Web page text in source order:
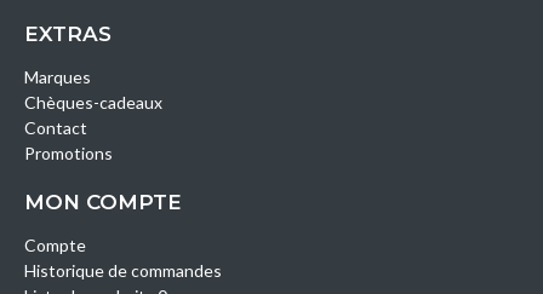
EXTRAS
Marques
Chèques-cadeaux
Contact
Promotions
MON COMPTE
Compte
Historique de commandes